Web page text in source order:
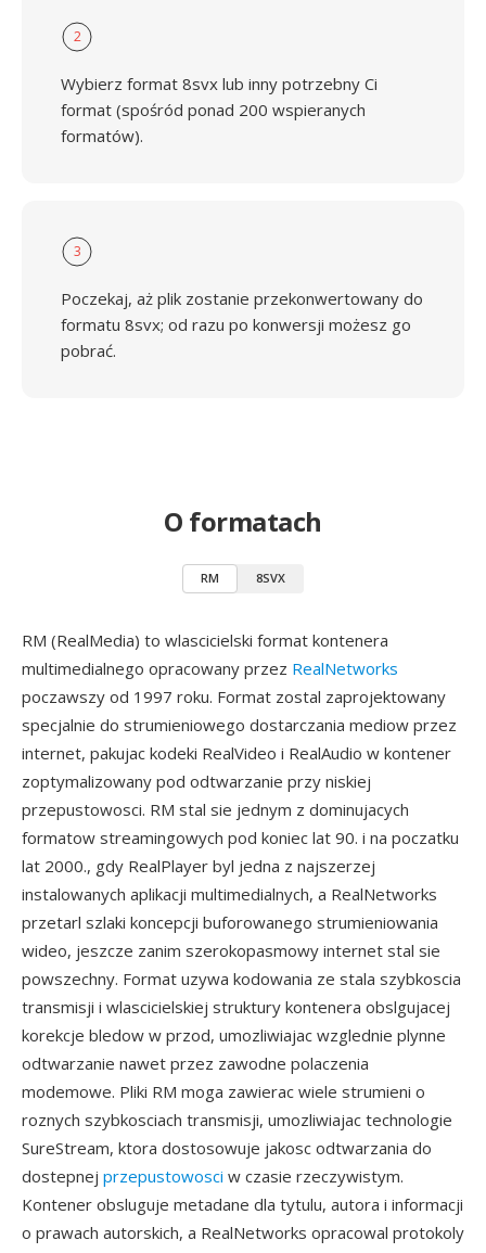
2
Wybierz format 8svx lub inny potrzebny Ci
format (spośród ponad 200 wspieranych
formatów).
3
Poczekaj, aż plik zostanie przekonwertowany do
formatu 8svx; od razu po konwersji możesz go
pobrać.
O formatach
RM 8SVX
RM (RealMedia) to wlascicielski format kontenera
multimedialnego opracowany przez RealNetworks
poczawszy od 1997 roku. Format zostal zaprojektowany
specjalnie do strumieniowego dostarczania mediow przez
internet, pakujac kodeki RealVideo i RealAudio w kontener
zoptymalizowany pod odtwarzanie przy niskiej
przepustowosci. RM stal sie jednym z dominujacych
formatow streamingowych pod koniec lat 90. i na poczatku
lat 2000., gdy RealPlayer byl jedna z najszerzej
instalowanych aplikacji multimedialnych, a RealNetworks
przetarl szlaki koncepcji buforowanego strumieniowania
wideo, jeszcze zanim szerokopasmowy internet stal sie
powszechny. Format uzywa kodowania ze stala szybkoscia
transmisji i wlascicielskiej struktury kontenera obslgujacej
korekcje bledow w przod, umozliwiajac wzglednie plynne
odtwarzanie nawet przez zawodne polaczenia
modemowe. Pliki RM moga zawierac wiele strumieni o
roznych szybkosciach transmisji, umozliwiajac technologie
SureStream, ktora dostosowuje jakosc odtwarzania do
dostepnej przepustowosci w czasie rzeczywistym.
Kontener obsluguje metadane dla tytulu, autora i informacji
o prawach autorskich, a RealNetworks opracowal protokoly